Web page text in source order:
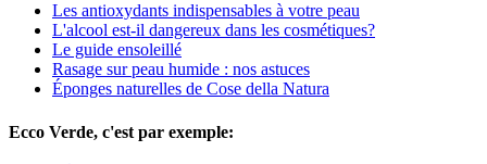
Les antioxydants indispensables à votre peau
L'alcool est-il dangereux dans les cosmétiques?
Le guide ensoleillé
Rasage sur peau humide : nos astuces
Éponges naturelles de Cose della Natura
Ecco Verde, c'est par exemple: